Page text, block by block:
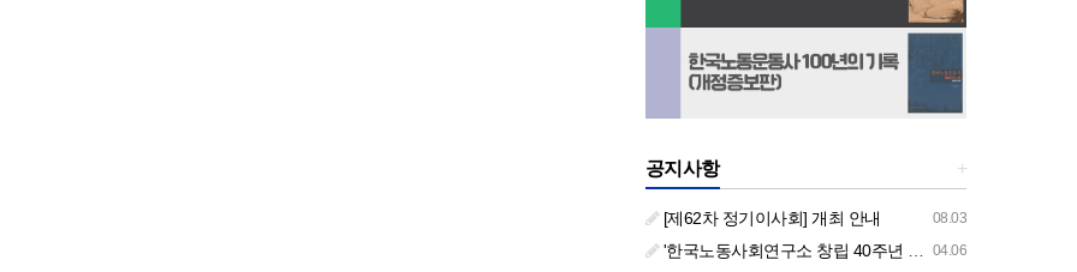
+
공지사항
08.03
[제62차 정기이사회] 개최 안내
04.06
'한국노동사회연구소 창립 40주년 기념 행사 안내'